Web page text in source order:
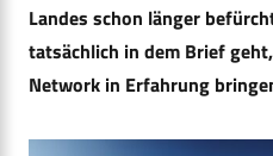
Landes schon länger
tatsächlich in dem Brief
Network in Erfahrung